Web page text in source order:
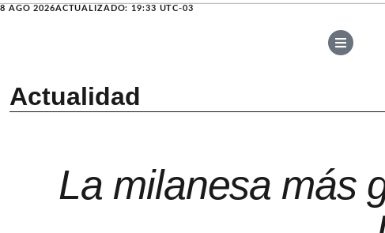
8 AGO 2026ACTUALIZADO: 19:33 UTC-03
Actualidad
La milanesa más